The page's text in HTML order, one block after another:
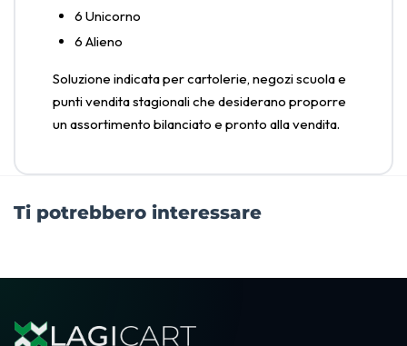
6 Unicorno
6 Alieno
Soluzione indicata per cartolerie, negozi scuola e
punti vendita stagionali che desiderano proporre
un assortimento bilanciato e pronto alla vendita.
Ti potrebbero interessare